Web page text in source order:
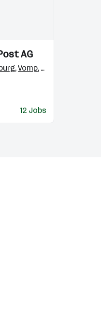
,Bratislava
AG
,Vomp, Graz
12 Jobs